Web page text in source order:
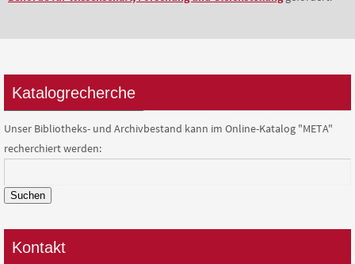
Katalogrecherche
Unser Bibliotheks- und Archivbestand kann im Online-Katalog "META"
recherchiert werden:
Suchen
Kontakt